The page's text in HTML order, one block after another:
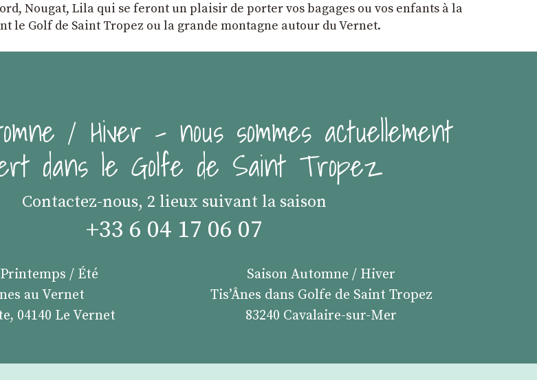
Nougat, Lila qui se feront un plaisir de porter vos bagages ou vos enfants à la
le Golf de Saint Tropez ou la grande montagne autour du Vernet.
/ Hiver - nous sommes actuellement
dans le Golfe de Saint Tropez
Contactez-nous, 2 lieux suivant la saison
+33 6 04 17 06 07
/ Été
au Vernet
04140 Le Vernet
Saison Automne / Hiver
Tis’Ânes dans Golfe de Saint Tropez
83240 Cavalaire-sur-Mer